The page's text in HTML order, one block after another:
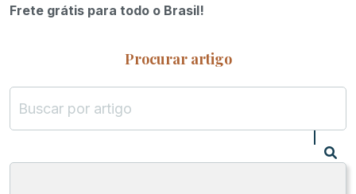
Frete grátis para todo o Brasil!
Procurar artigo